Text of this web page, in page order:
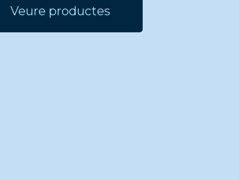
Veure productes